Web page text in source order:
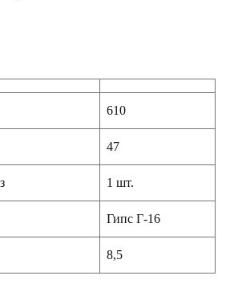
610
47
1 шт.
Гипс Г-16
8,5